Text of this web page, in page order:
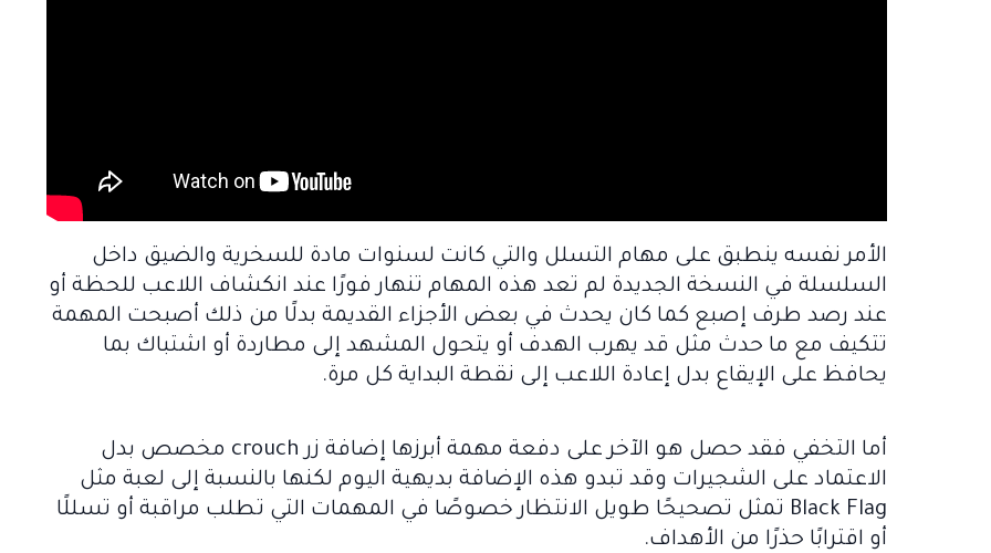
الأمر نفسه ينطبق على مهام التسلل والتي كانت لسنوات مادة للسخرية والضيق داخل
السلسلة في النسخة الجديدة لم تعد هذه المهام تنهار فورًا عند انكشاف اللاعب للحظة أو
عند رصد طرف إصبع كما كان يحدث في بعض الأجزاء القديمة بدلًا من ذلك أصبحت المهمة
تتكيف مع ما حدث مثل قد يهرب الهدف أو يتحول المشهد إلى مطاردة أو اشتباك بما
يحافظ على الإيقاع بدل إعادة اللاعب إلى نقطة البداية كل مرة.
أما التخفي فقد حصل هو الآخر على دفعة مهمة أبرزها إضافة زر crouch مخصص بدل
الاعتماد على الشجيرات وقد تبدو هذه الإضافة بديهية اليوم لكنها بالنسبة إلى لعبة مثل
Black Flag تمثل تصحيحًا طويل الانتظار خصوصًا في المهمات التي تطلب مراقبة أو تسللًا
أو اقترابًا حذرًا من الأهداف.